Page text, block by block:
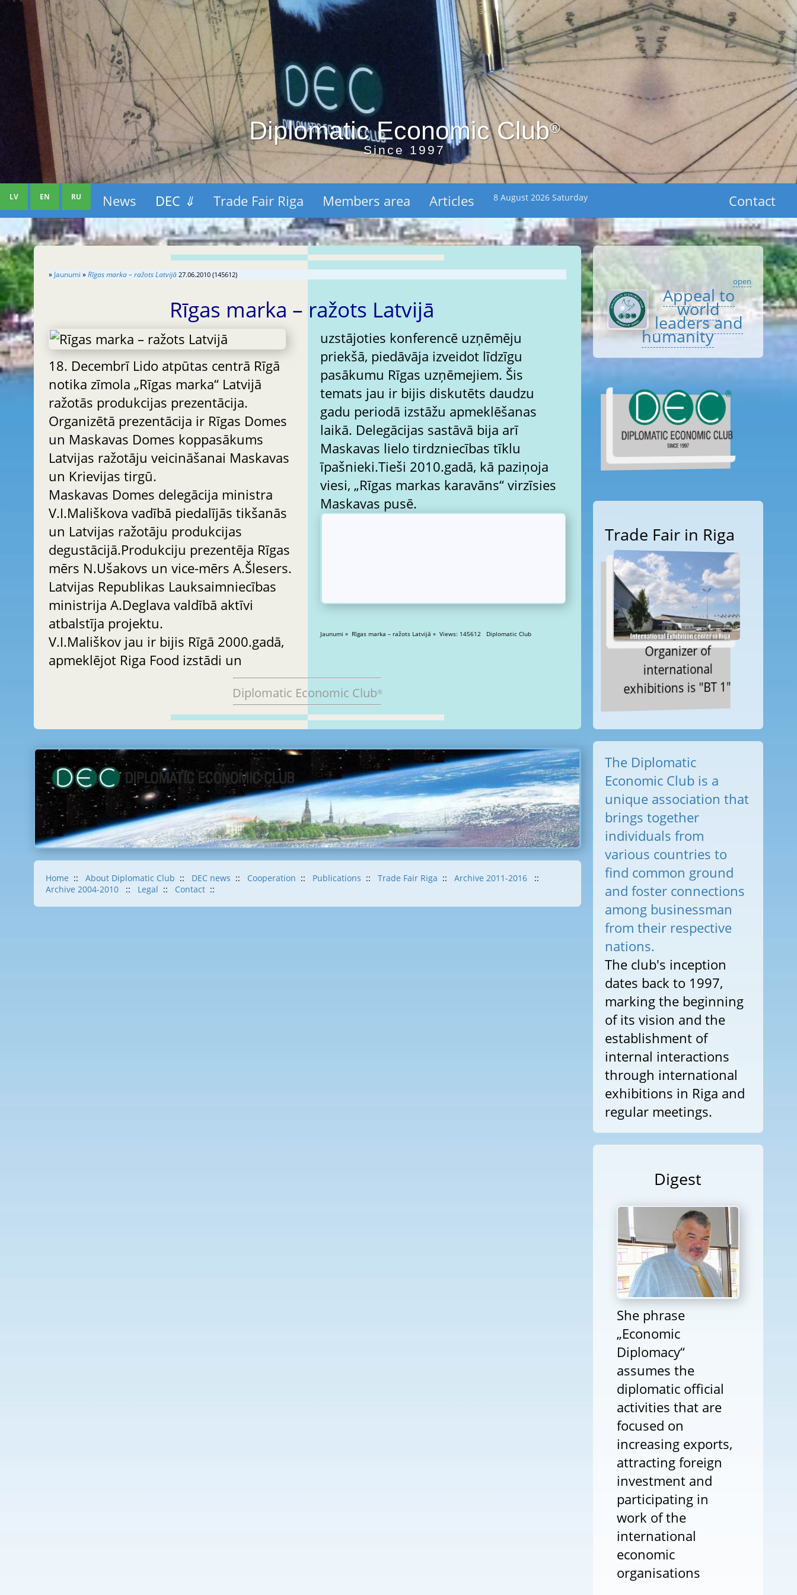
Diplomatic Economic Club®
Since 1997
LV EN RU News DEC ⇓ Trade Fair Riga Members area Articles 8 August 2026 Saturday Contact
» Jaunumi »Rīgas marka – ražots Latvijā 27.06.2010 (145612)
Rīgas marka – ražots Latvijā
18. Decembrī Lido atpūtas centrā Rīgā
notika zīmola „Rīgas marka“ Latvijā
ražotās produkcijas prezentācija.
Organizētā prezentācija ir Rīgas Domes
un Maskavas Domes koppasākums
Latvijas ražotāju veicināšanai Maskavas
un Krievijas tirgū.
Maskavas Domes delegācija ministra
V.I.Mališkova vadībā piedalījās tikšanās
un Latvijas ražotāju produkcijas
degustācijā.Produkciju prezentēja Rīgas
mērs N.Ušakovs un vice-mērs A.Šlesers.
Latvijas Republikas Lauksaimniecības
ministrija A.Deglava valdībā aktīvi
atbalstīja projektu.
V.I.Mališkov jau ir bijis Rīgā 2000.gadā,
apmeklējot Riga Food izstādi un
uzstājoties konferencē uzņēmēju
priekšā, piedāvāja izveidot līdzīgu
pasākumu Rīgas uzņēmejiem. Šis
temats jau ir bijis diskutēts daudzu
gadu periodā izstāžu apmeklēšanas
laikā. Delegācijas sastāvā bija arī
Maskavas lielo tirdzniecības tīklu
īpašnieki.Tieši 2010.gadā, kā paziņoja
viesi, „Rīgas markas karavāns“ virzīsies
Maskavas pusē.
Jaunumi » Rīgas marka – ražots Latvijā » Views: 145612 Diplomatic Club
Diplomatic Economic Club®
Home :: About Diplomatic Club :: DEC news :: Cooperation :: Publications :: Trade Fair Riga :: Archive 2011-2016
::
Archive 2004-2010
:: Legal :: Contact ::
open
Appeal to
world
leaders and
humanity
Trade Fair in Riga
Organizer of
international
exhibitions is "BT 1"
The Diplomatic
Economic Club is a
unique association that
brings together
individuals from
various countries to
find common ground
and foster connections
among businessman
from their respective
nations.
The club's inception
dates back to 1997,
marking the beginning
of its vision and the
establishment of
internal interactions
through international
exhibitions in Riga and
regular meetings.
Digest
She phrase
„Economic
Diplomacy“
assumes the
diplomatic official
activities that are
focused on
increasing exports,
attracting foreign
investment and
participating in
work of the
international
economic
organisations